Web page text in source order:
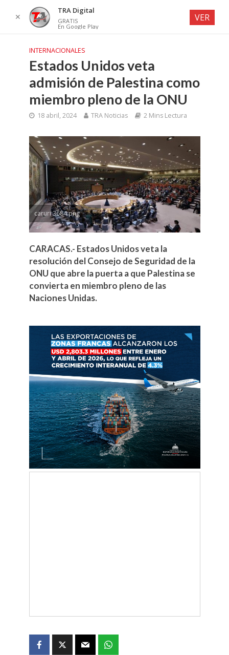
INTERNACIONALES
Estados Unidos veta
admisión de Palestina como
miembro pleno de la ONU
18 abril, 2024 TRA Noticias 2 Mins Lectura
caruri 3684.png
CARACAS.- Estados Unidos veta la
resolución del Consejo de Seguridad de la
ONU que abre la puerta a que Palestina se
convierta en miembro pleno de las
Naciones Unidas.
✕
TRA Digital
GRATIS
En Google Play
VER